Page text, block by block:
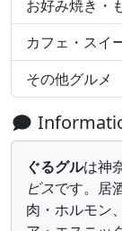
お好み焼き・
カフェ・スイ
その他グルメ
ぐるグルは神
ビスです。居
肉・ホルモン